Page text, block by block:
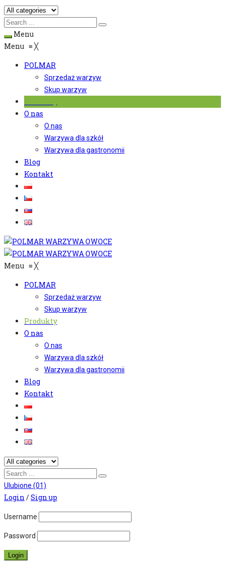
Menu
Menu ≡╳
POLMAR
Sprzedaż warzyw
Skup warzyw
O nas
O nas
Warzywa dla szkół
Warzywa dla gastronomii
Blog
Kontakt
Menu ≡╳
POLMAR
Sprzedaż warzyw
Skup warzyw
Produkty
O nas
O nas
Warzywa dla szkół
Warzywa dla gastronomii
Blog
Kontakt
Ulubione (01)
Login /Sign up
Username
Password